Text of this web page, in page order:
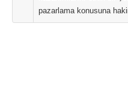
pazarlama konusuna